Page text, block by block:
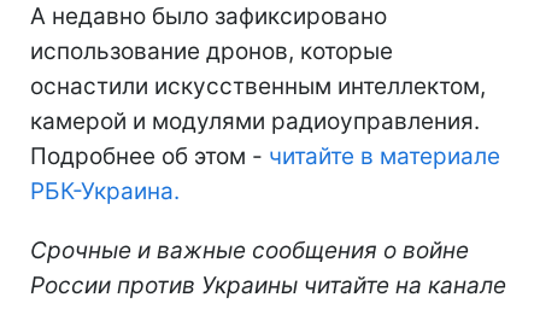
А недавно было зафиксировано
использование дронов, которые
оснастили искусственным интеллектом,
камерой и модулями радиоуправления.
Подробнее об этом - читайте в материале
РБК-Украина.
Срочные и важные сообщения о войне
России против Украины читайте на канале